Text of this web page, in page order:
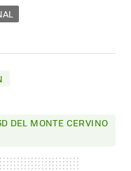
DEL MONTE CERVINO